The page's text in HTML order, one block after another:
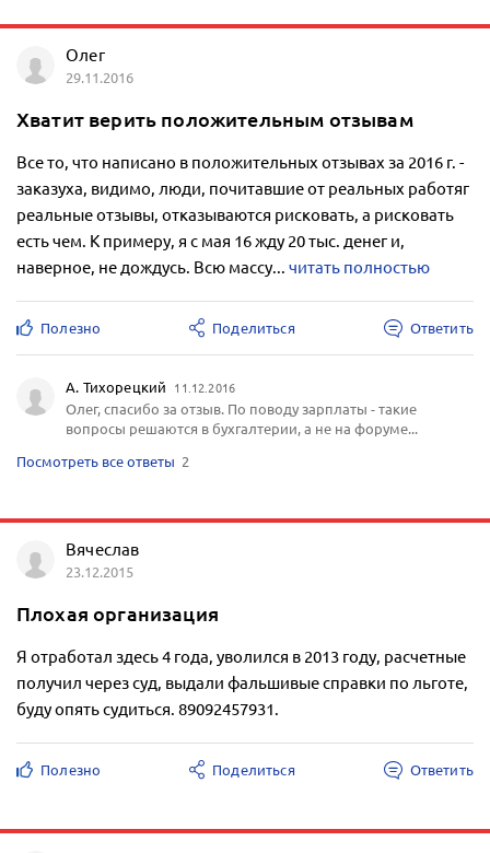
Олег
29.11.2016
Хватит верить положительным отзывам
Все то, что написано в положительных отзывах за 2016 г. -
заказуха, видимо, люди, почитавшие от реальных работяг
реальные отзывы, отказываются рисковать, а рисковать
есть чем. К примеру, я с мая 16 жду 20 тыс. денег и,
наверное, не дождусь. Всю массу... читать полностью
Полезно Поделиться Ответить
А. Тихорецкий 11.12.2016
Олег, спасибо за отзыв. По поводу зарплаты - такие
вопросы решаются в бухгалтерии, а не на форуме...
Посмотреть все ответы 2
Вячеслав
23.12.2015
Плохая организация
Я отработал здесь 4 года, уволился в 2013 году, расчетные
получил через суд, выдали фальшивые справки по льготе,
буду опять судиться. 89092457931.
Полезно Поделиться Ответить